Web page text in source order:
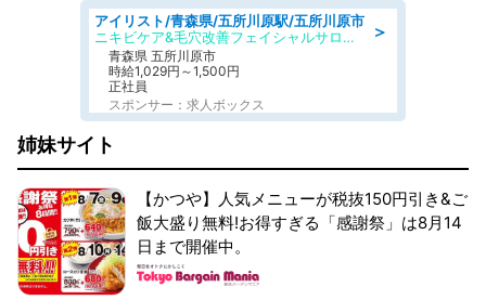
＞
アイリスト/青森県/五所川原駅/五所川原市
ニキビケア&毛穴改善フェイシャルサロン BELDAD
青森県 五所川原市
時給1,029円～1,500円
正社員
スポンサー：求人ボックス
姉妹サイト
【かつや】人気メニューが税抜150円引き&ご
飯大盛り無料!お得すぎる「感謝祭」は8月14
日まで開催中。